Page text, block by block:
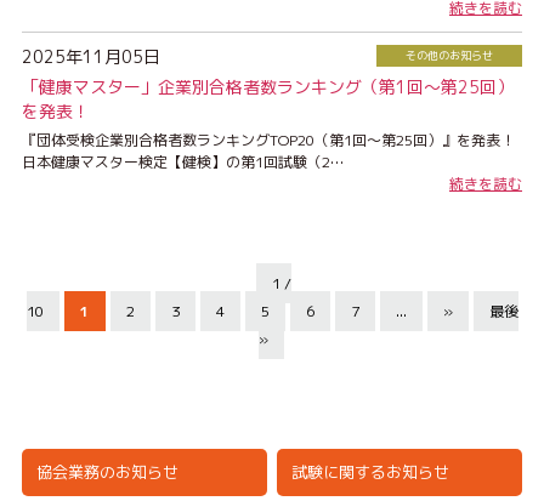
続きを読む
2025年11月05日 その他のお知らせ
「健康マスター」企業別合格者数ランキング（第1回〜第25回）
を発表！
『団体受検企業別合格者数ランキングTOP20（第1回～第25回）』を発表！
日本健康マスター検定【健検】の第1回試験（2…
続きを読む
1 /
10
1 2 3 4 5 6 7 ... »
最後
»
協会業務のお知らせ 試験に関するお知らせ